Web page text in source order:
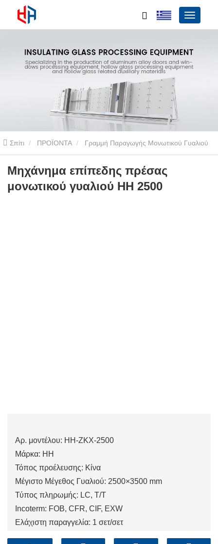
Σπίτι ΠΡΟΪΟΝΤΑ Γραμμή Παραγωγής Μονωτικού Γυαλιού
Γραμμή παραγωγής επίπεδης πρέσας εξωτερικής
συναρμολόγησης
Μηχάνημα επίπεδης πρέσας
μονωτικού γυαλιού HH 2500
Αρ. μοντέλου: HH-ZKX-2500
Μάρκα: HH
Τόπος προέλευσης: Κίνα
Μέγιστο Μέγεθος Γυαλιού: 2500×3500 mm
Τύπος πληρωμής: LC, T/T
Incoterm: FOB, CFR, CIF, EXW
Ελάχιστη παραγγελία: 1 σετ/σετ